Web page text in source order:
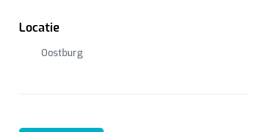
Locatie
Oostburg